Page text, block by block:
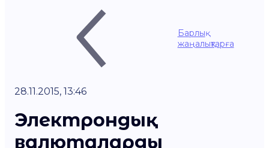
Барлық
жаңалықтарға
28.11.2015, 13:46
Электрондық
валюталарды